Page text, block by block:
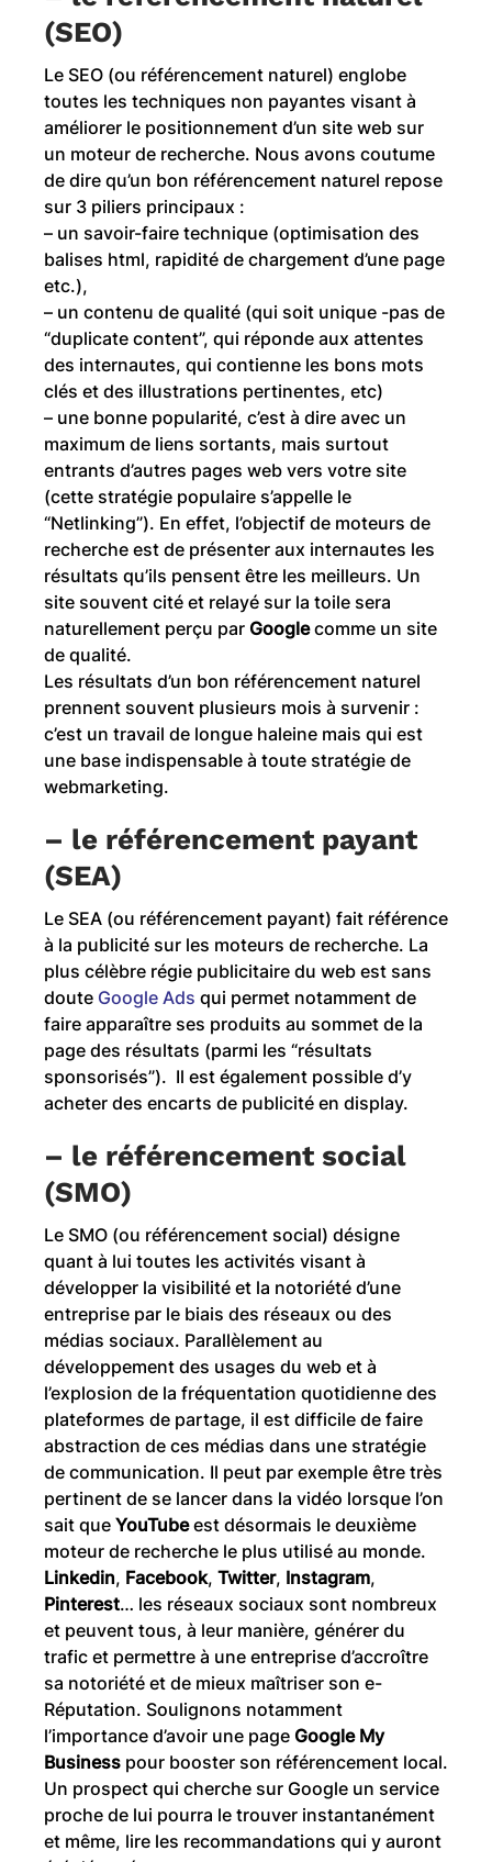
(SEO)
Le SEO (ou référencement naturel) englobe
toutes les techniques non payantes visant à
améliorer le positionnement d’un site web sur
un moteur de recherche. Nous avons coutume
de dire qu’un bon référencement naturel repose
sur 3 piliers principaux :
– un savoir-faire technique (optimisation des
balises html, rapidité de chargement d’une page
etc.),
– un contenu de qualité (qui soit unique -pas de
“duplicate content”, qui réponde aux attentes
des internautes, qui contienne les bons mots
clés et des illustrations pertinentes, etc)
– une bonne popularité, c’est à dire avec un
maximum de liens sortants, mais surtout
entrants d’autres pages web vers votre site
(cette stratégie populaire s’appelle le
“Netlinking”). En effet, l’objectif de moteurs de
recherche est de présenter aux internautes les
résultats qu’ils pensent être les meilleurs. Un
site souvent cité et relayé sur la toile sera
naturellement perçu par Googlecomme un site
de qualité.
Les résultats d’un bon référencement naturel
prennent souvent plusieurs mois à survenir :
c’est un travail de longue haleine mais qui est
une base indispensable à toute stratégie de
webmarketing.
– le référencement payant
(SEA)
Le SEA (ou référencement payant) fait référence
à la publicité sur les moteurs de recherche. La
plus célèbre régie publicitaire du web est sans
doute Google Ads qui permet notamment de
faire apparaître ses produits au sommet de la
page des résultats (parmi les “résultats
sponsorisés”). Il est également possible d’y
acheter des encarts de publicité en display.
– le référencement social
(SMO)
Le SMO (ou référencement social) désigne
quant à lui toutes les activités visant à
développer la visibilité et la notoriété d’une
entreprise par le biais des réseaux ou des
médias sociaux. Parallèlement au
développement des usages du web et à
l’explosion de la fréquentation quotidienne des
plateformes de partage, il est difficile de faire
abstraction de ces médias dans une stratégie
de communication. Il peut par exemple être très
pertinent de se lancer dans la vidéo lorsque l’on
sait que YouTubeest désormais le deuxième
moteur de recherche le plus utilisé au monde.
Linkedin, Facebook, Twitter, Instagram,
Pinterest… les réseaux sociaux sont nombreux
et peuvent tous, à leur manière, générer du
trafic et permettre à une entreprise d’accroître
sa notoriété et de mieux maîtriser son e-
Réputation. Soulignons notamment
l’importance d’avoir une page Google My
Business pour booster son référencement local.
Un prospect qui cherche sur Google un service
proche de lui pourra le trouver instantanément
et même, lire les recommandations qui y auront